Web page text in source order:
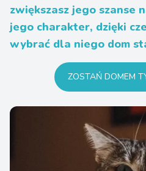
zwiększasz jego szanse
jego charakter, dzięki
wybrać dla niego dom
ZOSTAŃ DOMEM